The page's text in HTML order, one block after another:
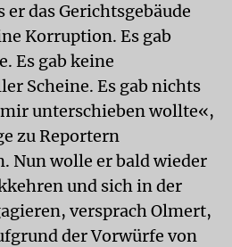
das Gerichtsgebäude
Korruption. Es gab
Es gab keine
Scheine. Es gab nichts
unterschieben wollte«,
zu Reportern
Nun wolle er bald wieder
und sich in der
versprach Olmert,
der Vorwürfe von